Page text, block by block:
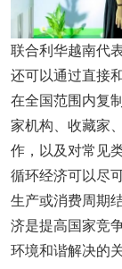
联合利华越南代
还可以通过直接
在全国范围内复
家机构、收藏家
作，以及对常见
循环经济可以尽
生产或消费周期
济是提高国家竞
环境和谐解决的